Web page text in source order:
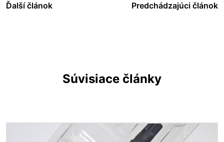
Ďalší článok Predchádzajúci článok
Súvisiace články